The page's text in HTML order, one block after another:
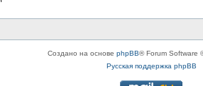
Создано на основе phpBB® Forum Software
Русская поддержка phpBB